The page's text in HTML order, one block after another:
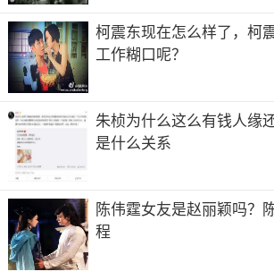
柯震东现在怎么样了，柯
工作糊口呢？
朱桢为什么这么有钱人缘
是什么关系
陈伟霆女友是赵丽颖吗？
程